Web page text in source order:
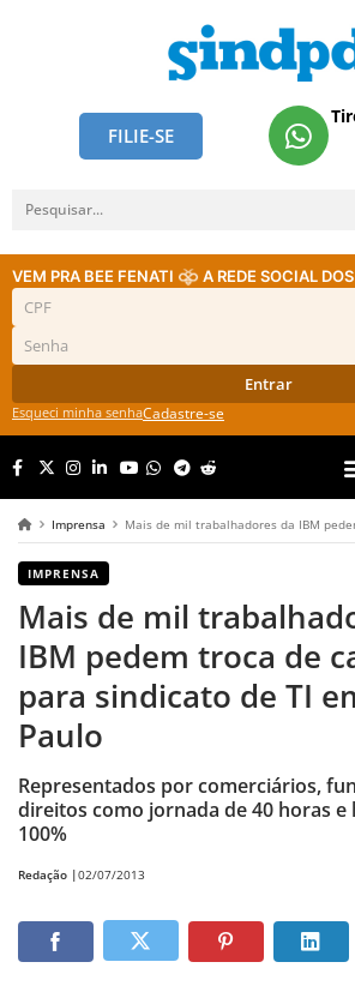
FILIE-SE
VEM PRA BEE FENATI A REDE SOCIAL
Entrar
Esqueci minha senhaCadastre-se
Imprensa Mais de mil trabalhadores da IBM pedem troca de
IMPRENSA
Mais de mil
IBM pedem troca de
para sindicato de TI
Paulo
Representados por comerciários,
direitos como jornada de 40 horas
100%
Redação |02/07/2013